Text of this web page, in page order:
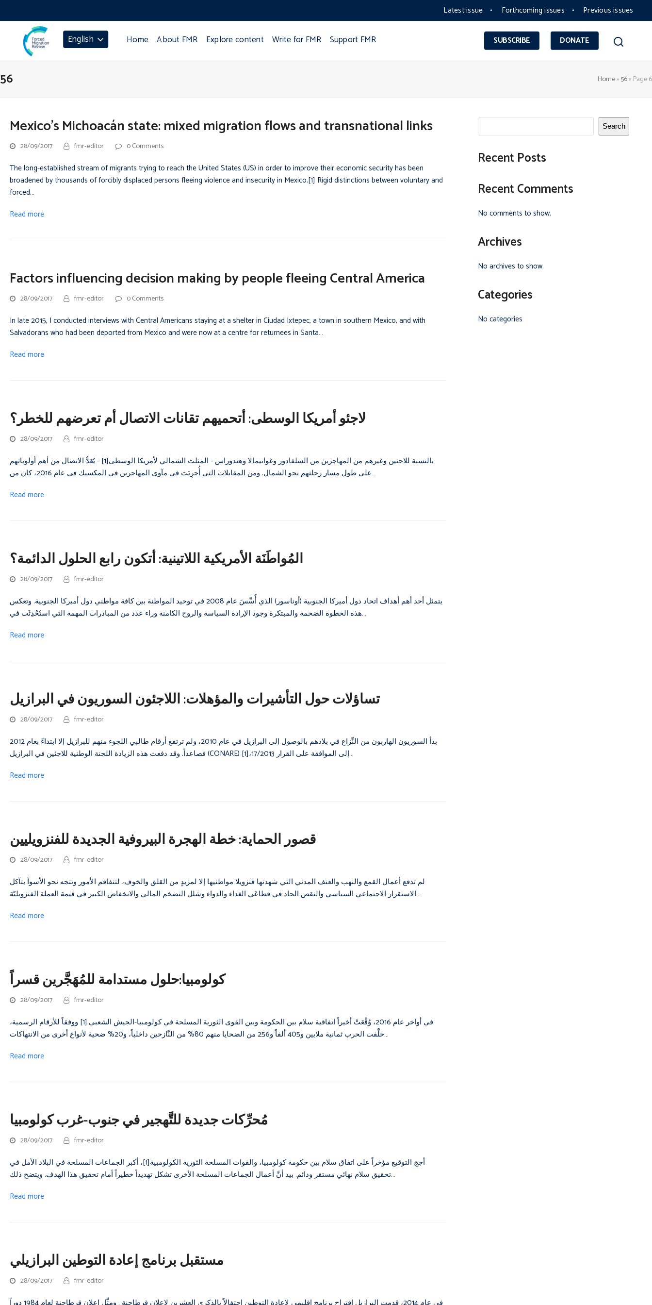
Latest issue Forthcoming issues Previous issues
SUBSCRIBE DONATE
English Home About FMR Explore content Write for FMR Support FMR
56 Home»56» Page 6
Mexico’s Michoacán state: mixed migration flows and transnational links
28/09/2017 fmr-editor 0 Comments
The long-established stream of migrants trying to reach the United States (US) in order to improve their economic security has been
broadened by thousands of forcibly displaced persons fleeing violence and insecurity in Mexico.[1] Rigid distinctions between voluntary and
forced…
Read more
Factors influencing decision making by people fleeing Central America
28/09/2017 fmr-editor 0 Comments
In late 2015, I conducted interviews with Central Americans staying at a shelter in Ciudad Ixtepec, a town in southern Mexico, and with
Salvadorans who had been deported from Mexico and were now at a centre for returnees in Santa…
Read more
لاجئو أمريكا الوسطى: أتحميهم تقانات الاتصال أم تعرضهم للخطر؟
28/09/2017 fmr-editor
بالنسبة للاجئين وغيرهم من المهاجرين من السلفادور وغواتيمالا وهندوراس - المثلث الشمالي لأمريكا الوسطى[1] - يُعَدُّ الاتصال من أهم أولوياتهم
على طول مسار رحلتهم نحو الشمال. ومن المقابلات التي أُجرِيَت في مآوي المهاجرين في المكسيك في عام 2016، كان من…
Read more
المُواطَنَة الأمريكية اللاتينية: أتكون رابع الحلول الدائمة؟
28/09/2017 fmr-editor
يتمثل أحد أهم أهداف اتحاد دول أميركا الجنوبية (أوناسور) الذي أُسِّسَ عام 2008 في توحيد المواطنة بين كافة مواطني دول أميركا الجنوبية. وتعكس
هذه الخطوة الضخمة والمبتكرة وجود الإرادة السياسة والروح الكامنة وراء عدد من المبادرات المهمة التي استُحْدِثَت في…
Read more
تساؤلات حول التأشيرات والمؤهلات: اللاجئون السوريون في البرازيل
28/09/2017 fmr-editor
بدأ السوريون الهاربون من النِّزاع في بلادهم بالوصول إلى البرازيل في عام 2010، ولم ترتفع أرقام طالبي اللجوء منهم للبرازيل إلا ابتداءً بعام 2012
فصاعداً. وقد دفعت هذه الزيادة اللجنة الوطنية للاجئين في البرازيل (CONARE) إلى الموافقة على القرار 17/2013،[1]…
Read more
قصور الحماية: خطة الهجرة البيروفية الجديدة للفنزويليين
28/09/2017 fmr-editor
لم تدفع أعمال القمع والنهب والعنف المدني التي شهدتها فنزويلا مواطنيها إلا لمزيدٍ من القلق والخوف، لتتفاقم الأمور وتتجه نحو الأسوأ بتآكل
الاستقرار الاجتماعي السياسي والنقص الحاد في قطاعَي الغداء والدواء وشلل التضخم المالي والانخفاض الكبير في قيمة العملة الفنزويليّة.…
Read more
كولومبيا:حلول مستدامة للمُهَجَّرين قسراً
28/09/2017 fmr-editor
في أواخر عام 2016، وُقِّعَتْ أخيراً اتفاقية سلام بين الحكومة وبين القوى الثورية المسلحة في كولومبيا-الجيش الشعبي.[1] ووفقاً للأرقام الرسمية،
خلَّفت الحرب ثمانية ملايين و405 ألفاً و256 من الضحايا منهم 80% من النَّازحين داخلياً، و20% ضحية لأنواع أخرى من الانتهاكات…
Read more
مُحرِّكات جديدة للتَّهجير في جنوب-غرب كولومبيا
28/09/2017 fmr-editor
أجج التوقيع مؤخراً على اتفاق سلام بين حكومة كولومبيا، والقوات المسلحة الثورية الكولومبية[1]، أكبر الجماعات المسلحة في البلاد الأمل في
تحقيق سلام نهائي مستقر ودائم. بيد أنَّ أعمال الجماعات المسلحة الأخرى تشكل تهديداً خطيراً أمام تحقيق هذا الهدف. ويتضح ذلك…
Read more
مستقبل برنامج إعادة التوطين البرازيلي
28/09/2017 fmr-editor
Search
Recent Posts
Recent Comments
No comments to show.
Archives
No archives to show.
Categories
No categories